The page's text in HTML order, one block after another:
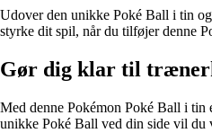
Udover den unikke Poké Ball i tin
styrke dit spil, når du tilføjer denne
Gør dig klar til
Med denne Pokémon Poké Ball i
unikke Poké Ball ved din side vil